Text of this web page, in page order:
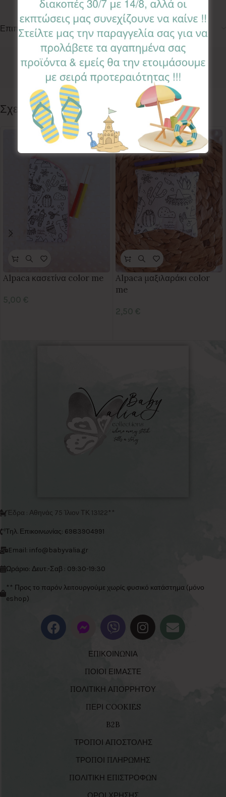
Επιπλέον πληροφορίες
Κωδικός προϊόντος: SPC-UN
Κατηγορίες: COLOR ME, ΣΟΥΠΛΑ COLOR ME
Follow:
Σχετικά προϊόντα
Alpaca κασετίνα color me
Alpaca μαξιλαράκι color
me
Έδρα : Αθηνάς 75 Ίλιον ΤΚ 13122**
Τηλ. Επικοινωνίας: 6983904991
Email: info@babyvalia.gr
Ωράριο: Δευτ.-Σαβ : 09:30-19:30
** Προς το παρόν λειτουργούμε χωρίς φυσικό κατάστημα (μόνο
eshop)
ΕΠΙΚΟΙΝΩΝΙΑ
ΠΟΙΟΙ ΕΙΜΑΣΤΕ
ΠΟΛΙΤΙΚΗ ΑΠΟΡΡΗΤΟΥ
ΠΕΡΙ COOKIES
B2B
ΤΡΟΠΟΙ ΑΠΟΣΤΟΛΗΣ
ΤΡΟΠΟΙ ΠΛΗΡΩΜΗΣ
ΠΟΛΙΤΙΚΗ ΕΠΙΣΤΡΟΦΩΝ